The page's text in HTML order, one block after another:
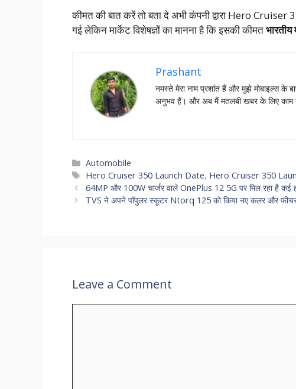
कीमत की बात करें तो बता दे अभी कंपनी द्वारा Hero
गई लेकिन मार्केट विशेषज्ञों का मानना है कि इसकी कीमत
Prashant
नमस्‍ते मेरा नाम प्रशांत हैं और मुझे मोबाइल्‍स के
अनुभव हैं। और अब मैं मतलबी खबर के लिए काम
Categories
Automobile
Tags
Hero Cruiser 350 Launch Date, Hero Cruiser 350
64MP और 100W चार्जर वाले OnePlus 12 5G पर मिल रहा है कई
TVS ने अपने पॉपुलर स्कूटर Ntorq 125 को किया नए कलर और
Leave a Comment